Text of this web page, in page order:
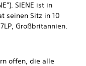
SIENE ist in
seinen Sitz in 10
Großbritannien.
offen, die alle